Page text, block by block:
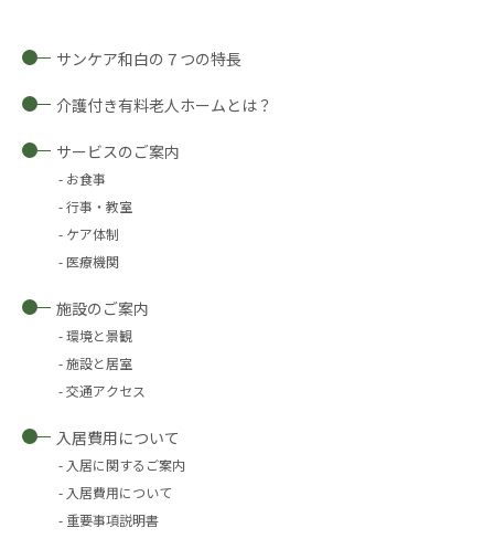
サンケア和白の７つの特長
介護付き有料老人ホームとは？
サービスのご案内
お食事
行事・教室
ケア体制
医療機関
施設のご案内
環境と景観
施設と居室
交通アクセス
入居費用について
入居に関するご案内
入居費用について
重要事項説明書